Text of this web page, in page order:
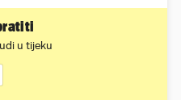
u tijeku